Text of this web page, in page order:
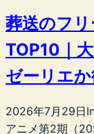
葬送のフ
TOP10｜
ゼーリエ
2026年7月29日
アニメ第2期（